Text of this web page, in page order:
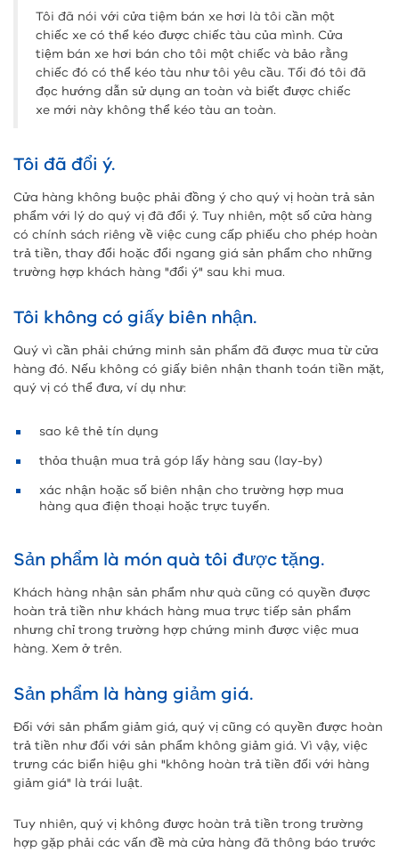
Tôi đã nói với cửa tiệm bán xe hơi là tôi cần một
chiếc xe có thể kéo được chiếc tàu của mình. Cửa
tiệm bán xe hơi bán cho tôi một chiếc và bảo rằng
chiếc đó có thể kéo tàu như tôi yêu cầu. Tối đó tôi đã
đọc hướng dẫn sử dụng an toàn và biết được chiếc
xe mới này không thể kéo tàu an toàn.
Tôi đã đổi ý.
Cửa hàng không buộc phải đồng ý cho quý vị hoàn trả sản
phẩm với lý do quý vị đã đổi ý. Tuy nhiên, một số cửa hàng
có chính sách riêng về việc cung cấp phiếu cho phép hoàn
trả tiền, thay đổi hoặc đổi ngang giá sản phẩm cho những
trường hợp khách hàng "đổi ý" sau khi mua.
Tôi không có giấy biên nhận.
Quý vì cần phải chứng minh sản phẩm đã được mua từ cửa
hàng đó. Nếu không có giấy biên nhận thanh toán tiền mặt,
quý vị có thể đưa, ví dụ như:
sao kê thẻ tín dụng
thỏa thuận mua trả góp lấy hàng sau (lay-by)
xác nhận hoặc số biên nhận cho trường hợp mua
hàng qua điện thoại hoặc trực tuyến.
Sản phẩm là món quà tôi được tặng.
Khách hàng nhận sản phẩm như quà cũng có quyền được
hoàn trả tiền như khách hàng mua trực tiếp sản phẩm
nhưng chỉ trong trường hợp chứng minh được việc mua
hàng. Xem ở trên.
Sản phẩm là hàng giảm giá.
Đối với sản phẩm giảm giá, quý vị cũng có quyền được hoàn
trả tiền như đối với sản phẩm không giảm giá. Vì vậy, việc
trưng các biển hiệu ghi "không hoàn trả tiền đối với hàng
giảm giá" là trái luật.
Tuy nhiên, quý vị không được hoàn trả tiền trong trường
hợp gặp phải các vấn đề mà cửa hàng đã thông báo trước